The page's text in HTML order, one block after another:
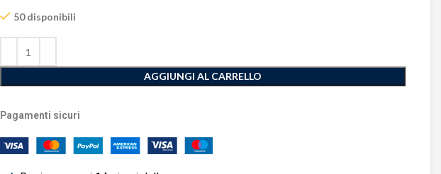
50 disponibili
AGGIUNGI AL CARRELLO
Pagamenti sicuri